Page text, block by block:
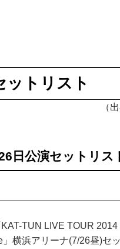
ットリスト
（
日公演セットリス
TUN LIVE TOUR 2014
」横浜アリーナ(7/26昼)セ